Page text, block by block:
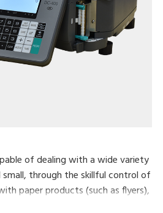
of dealing with a wide variety
through the skillful control of
paper products (such as flyers),
materials, it can count almost